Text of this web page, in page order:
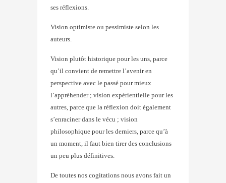
ses réflexions.
Vision optimiste ou pessimiste selon les
auteurs.
Vision plutôt historique pour les uns, parce
qu’il convient de remettre l’avenir en
perspective avec le passé pour mieux
l’appréhender ; vision expérientielle pour les
autres, parce que la réflexion doit également
s’enraciner dans le vécu ; vision
philosophique pour les derniers, parce qu’à
un moment, il faut bien tirer des conclusions
un peu plus définitives.
De toutes nos cogitations nous avons fait un